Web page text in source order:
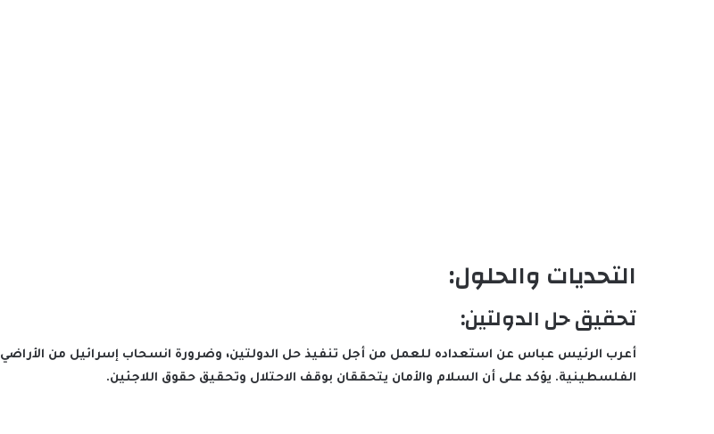
التحديات والحلول:
تحقيق حل الدولتين:
أعرب الرئيس عباس عن استعداده للعمل من أجل تنفيذ حل الدولتين، وضرورة انسحاب إسرائيل من الأراضي
الفلسطينية. يؤكد على أن السلام والأمان يتحققان بوقف الاحتلال وتحقيق حقوق اللاجئين.